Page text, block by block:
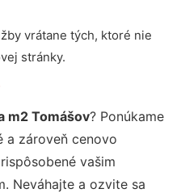
vrátane tých, ktoré nie
stránky.
m2 Tomášov? Ponúkame
a zároveň cenovo
vašim
Neváhajte a ozvite sa